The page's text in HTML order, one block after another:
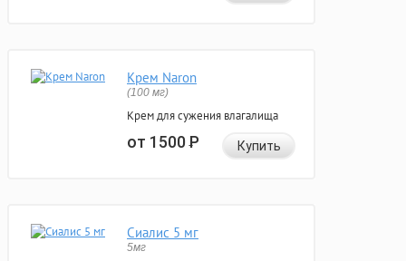
Крем Naron
(100 мг)
Крем для сужения влагалища
от 1500Р Купить
Сиалис 5 мг
5мг